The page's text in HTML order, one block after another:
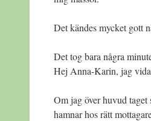
Det kändes mycket gott
Det tog bara några
Hej Anna-Karin, jag
Om jag över huvud
hamnar hos rätt